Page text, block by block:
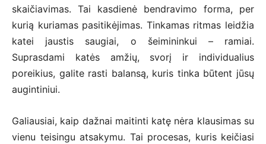
skaičiavimas. Tai kasdienė bendravimo forma, per
kurią kuriamas pasitikėjimas. Tinkamas ritmas leidžia
katei jaustis saugiai, o šeimininkui – ramiai.
Suprasdami katės amžių, svorį ir individualius
poreikius, galite rasti balansą, kuris tinka būtent jūsų
augintiniui.
Galiausiai, kaip dažnai maitinti katę nėra klausimas su
vienu teisingu atsakymu. Tai procesas, kuris keičiasi